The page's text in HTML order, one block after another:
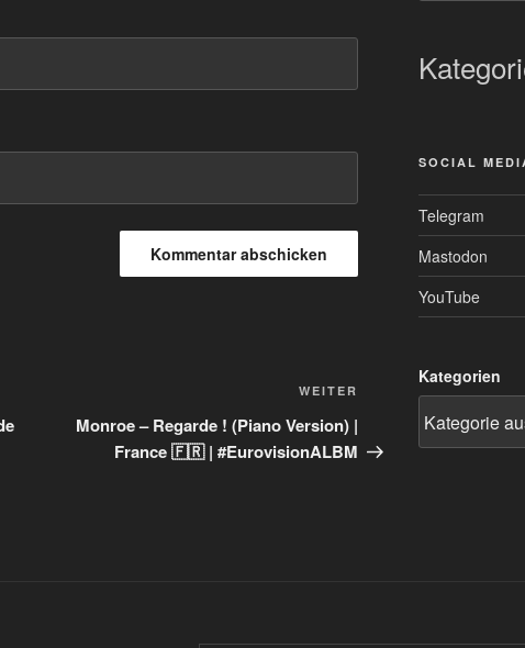
Nächster
WEITER
Monroe – Regarde ! (Piano Version) |
France 🇫🇷 | #EurovisionALBM
SOCIAL
Telegram
Mastodon
YouTube
Kategorien